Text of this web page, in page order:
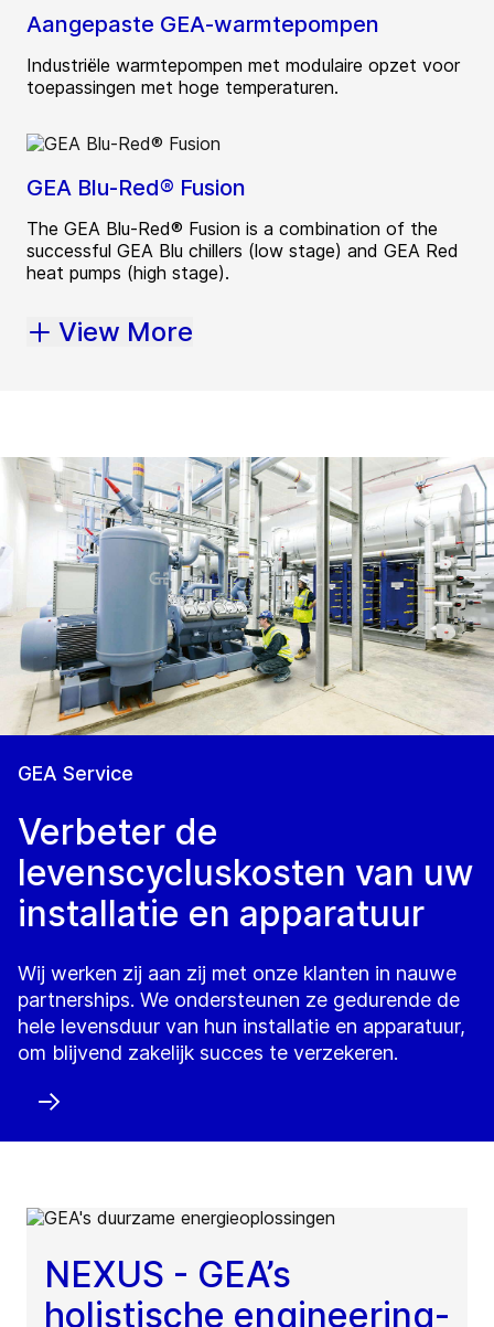
Aangepaste GEA-warmtepompen
Industriële warmtepompen met modulaire opzet voor
toepassingen met hoge temperaturen.
GEA Blu-Red® Fusion
The GEA Blu-Red® Fusion is a combination of the
successful GEA Blu chillers (low stage) and GEA Red
heat pumps (high stage).
View More
GEA Service
Verbeter de
levenscycluskosten van uw
installatie en apparatuur
Wij werken zij aan zij met onze klanten in nauwe
partnerships. We ondersteunen ze gedurende de
hele levensduur van hun installatie en apparatuur,
om blijvend zakelijk succes te verzekeren.
NEXUS - GEA’s
holistische engineering-